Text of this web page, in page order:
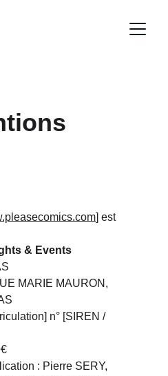
] est
& Events
MARIE MAURON,
n° [SIREN /
: Pierre SERY,